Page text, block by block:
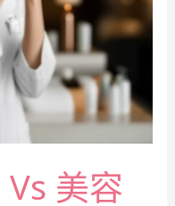
美容